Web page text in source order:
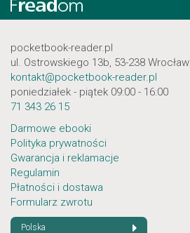
pocketbook-reader.pl
ul. Ostrowskiego 13b, 53-238 Wrocław
kontakt@pocketbook-reader.pl
poniedziałek - piątek 09:00 - 16:00
71 343 26 15
Darmowe ebooki
Polityka prywatności
Gwarancja i reklamacje
Regulamin
Płatności i dostawa
Formularz zwrotu
Polska